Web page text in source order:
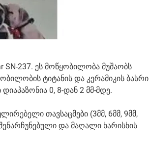
237. ეს მოწყობილობა მუშაობს
ტიტანის და კერამიკის ბასრი
0, 8-დან 2 მმ-მდე.
თავსაცმები (3მმ, 6მმ, 9მმ,
და მაღალი ხარისხის